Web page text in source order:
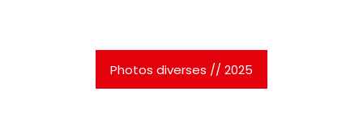
Photos diverses // 2025